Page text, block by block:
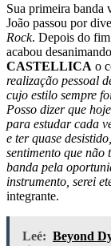
Sua primeira banda
João passou por
Rock. Depois do fim
acabou
CASTELLICA o
realização pessoal
cujo estilo sempre
Posso dizer que
para estudar cada
e ter quase
sentimento que
banda pela
instrumento, serei
integrante.
Leé: Beyond